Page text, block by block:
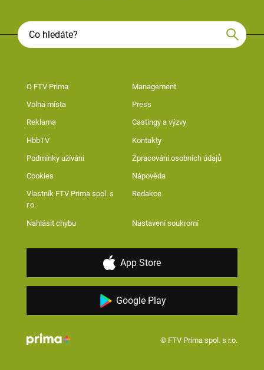
O FTV Prima Management
Volná místa Press
Reklama Castingy a výzvy
HbbTV Kontakty
Podmínky užívání Zpracování osobních údajů
Cookies Nápověda
Vlastník FTV Prima spol. s
r.o.
Redakce
Nahlásit chybu Nastavení soukromí
App Store
Google Play
© FTV Prima spol. s r.o.